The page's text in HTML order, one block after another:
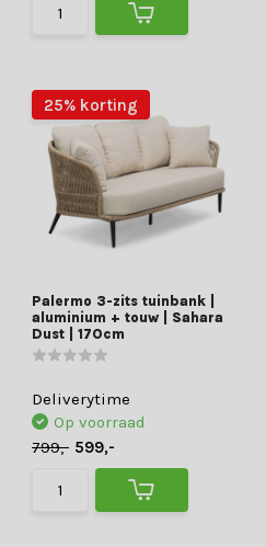
25% korting
Palermo 3-zits tuinbank |
aluminium + touw | Sahara
Dust | 170cm
Deliverytime
Op voorraad
799,- 599,-